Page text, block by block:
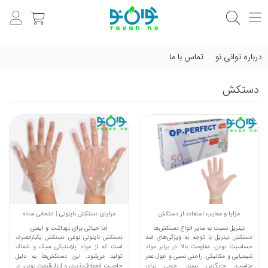
درباره توانی نو تماس با ما
دستکش
مزایا و معایب استفاده از دستکش
نیتریل نسبت به سایر انواع دستکش‌ها
دستکش نیتریل با توجه به ویژگی‌های ضد
حساسیت بودن، مقاومت بالا در برابر مواد
شیمیایی و مکانیکی، راحتی نسبی و طول عمر
مناسب، جایگزین بسیار خوبی برای
مزایای دستکش نایلونی | انتخابی ساده
اما حیاتی برای بهداشت و ایمنی
دستکش نایلونی نوعی دستکش یکبارمصرف
است که از مواد پلاستیکی سبک و شفاف
تولید می‌شود. این دستکش‌ها به دلیل
خاصیت انعطاف‌پذیری و ارزان‌قیمت بودن، در